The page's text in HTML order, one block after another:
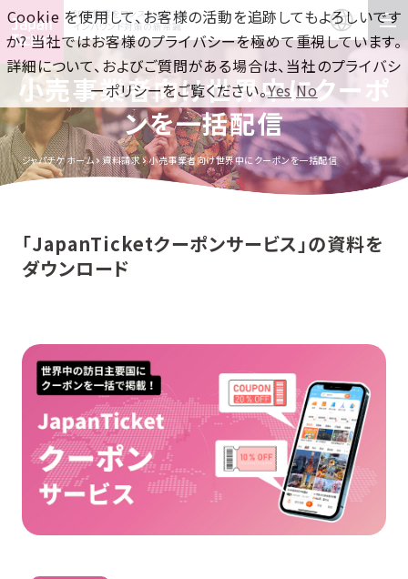
訪日集客をワンストップで！
インバウンド対策の新常識
小売事業者向け世界中にクーポ
ンを一括配信
ジャパチケ ホーム 資料請求 小売事業者向け世界中にクーポンを一括配信
「JapanTicketクーポンサービス」の資料を
ダウンロード
Cookie を使用して、お客様の活動を追跡してもよろしいです
か? 当社ではお客様のプライバシーを極めて重視しています。
詳細について、およびご質問がある場合は、当社のプライバシ
ーポリシーをご覧ください。Yes No